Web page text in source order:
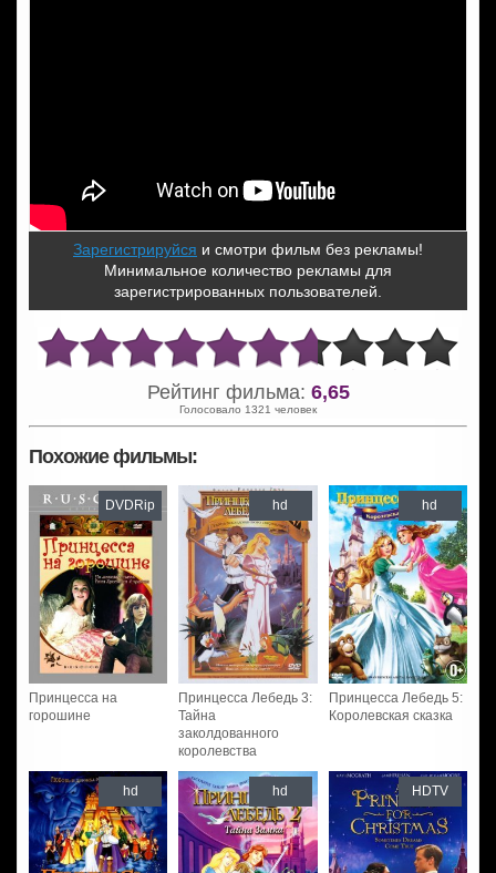
Зарегистрируйся и смотри фильм без рекламы!
Минимальное количество рекламы для
зарегистрированных пользователей.
Рейтинг фильма: 6,65
Голосовало 1321 человек
Похожие фильмы:
Принцесса на
горошине
DVDRip
Принцесса Лебедь 3:
Тайна
заколдованного
королевства
hd
Принцесса Лебедь 5:
Королевская сказка
hd
hd hd HDTV